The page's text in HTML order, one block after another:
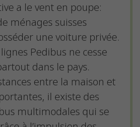
a le vent en poupe:
ménages suisses
une voiture privée.
Pedibus ne cesse
dans le pays.
entre la maison et
il existe des
multimodales qui se